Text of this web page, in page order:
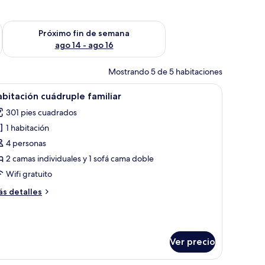
semana ago 7 - ago 9
Próximo fin de semana
ago 14 - ago 16
Consulta la disponibilidad para el próximo fin de semana ago
Mostrando 5 de 5 habitaciones
de noche.un escritorio, una silla y un televisor.Una habitación de hotel con una cama, un
3 cuádruple familiar
301 pies cuadrados
1 habitación
4 personas
2 camas individuales y 1 sofá cama doble
Wifi gratuito
detalles
Ver precio